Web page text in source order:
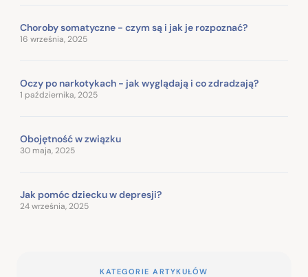
Choroby somatyczne - czym są i jak je rozpoznać?
16 września, 2025
Oczy po narkotykach - jak wyglądają i co zdradzają?
1 października, 2025
Obojętność w związku
30 maja, 2025
Jak pomóc dziecku w depresji?
24 września, 2025
KATEGORIE ARTYKUŁÓW